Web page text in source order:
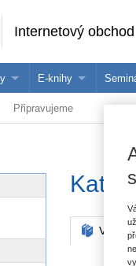
Internetový obchod
E-knihy
Jak na naše e-
Připravujeme